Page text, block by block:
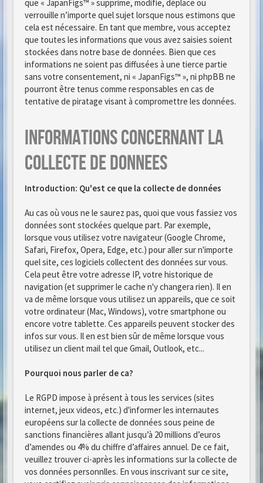
que « JapanFigs™ » supprime, modifie, déplace ou
verrouille n’importe quel sujet lorsque nous estimons que
cela est nécessaire. En tant que membre, vous acceptez
que toutes les informations que vous avez saisies soient
stockées dans notre base de données. Bien que ces
informations ne soient pas diffusées à une tierce partie
sans votre consentement, ni « JapanFigs™ », ni phpBB ne
pourront être tenus comme responsables en cas de
tentative de piratage visant à compromettre les données.
Informations concernant la
collecte de donnees
Introduction: Qu'est ce que la collecte de données
Au cas où vous ne le saurez pas, quoi que vous fassiez vos
données sont stockées quelque part. Par exemple,
lorsque vous utilisez votre navigateur (Google Chrome,
Safari, Firefox, Opera, Edge, etc.) pour aller sur n'importe
quel site, ces logiciels collectent des données sur vous.
Cela peut être votre adresse IP, votre historique de
navigation (et supprimer le cache n'y changera rien). Il en
va de même lorsque vous utilisez un appareils, que ce soit
votre ordinateur (Mac, Windows), votre smartphone ou
encore votre tablette. Ces appareils peuvent stocker des
infos sur vous. Il en est bien sûr de même lorsque vous
utilisez un client mail tel que Gmail, Outlook, etc...
Pourquoi nous parler de ca?
Le RGPD impose à présent à tous les services (sites
internet, jeux videos, etc.) d'informer les internautes
européens sur la collecte de données sous peine de
sanctions financières allant jusqu’à 20 millions d’euros
d’amendes ou 4% du chiffre d’affaires annuel. De ce fait,
veuillez trouver ci-après les informations sur la collecte de
vos données personnlles. En vous inscrivant sur ce site,